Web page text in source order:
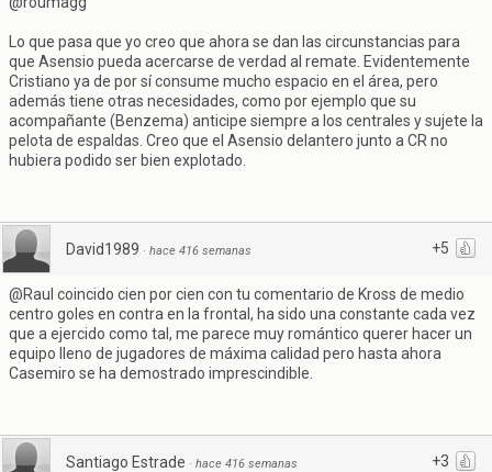
Lo que pasa que yo creo que ahora se dan las circunstancias para
que Asensio pueda acercarse de verdad al remate. Evidentemente
Cristiano ya de por sí consume mucho espacio en el área, pero
además tiene otras necesidades, como por ejemplo que su
acompañante (Benzema) anticipe siempre a los centrales y sujete la
pelota de espaldas. Creo que el Asensio delantero junto a CR no
hubiera podido ser bien explotado.
+5
David1989 · hace 416 semanas
@Raul coincido cien por cien con tu comentario de Kross de medio
centro goles en contra en la frontal, ha sido una constante cada vez
que a ejercido como tal, me parece muy romántico querer hacer un
equipo lleno de jugadores de máxima calidad pero hasta ahora
Casemiro se ha demostrado imprescindible.
+3
Santiago Estrade · hace 416 semanas